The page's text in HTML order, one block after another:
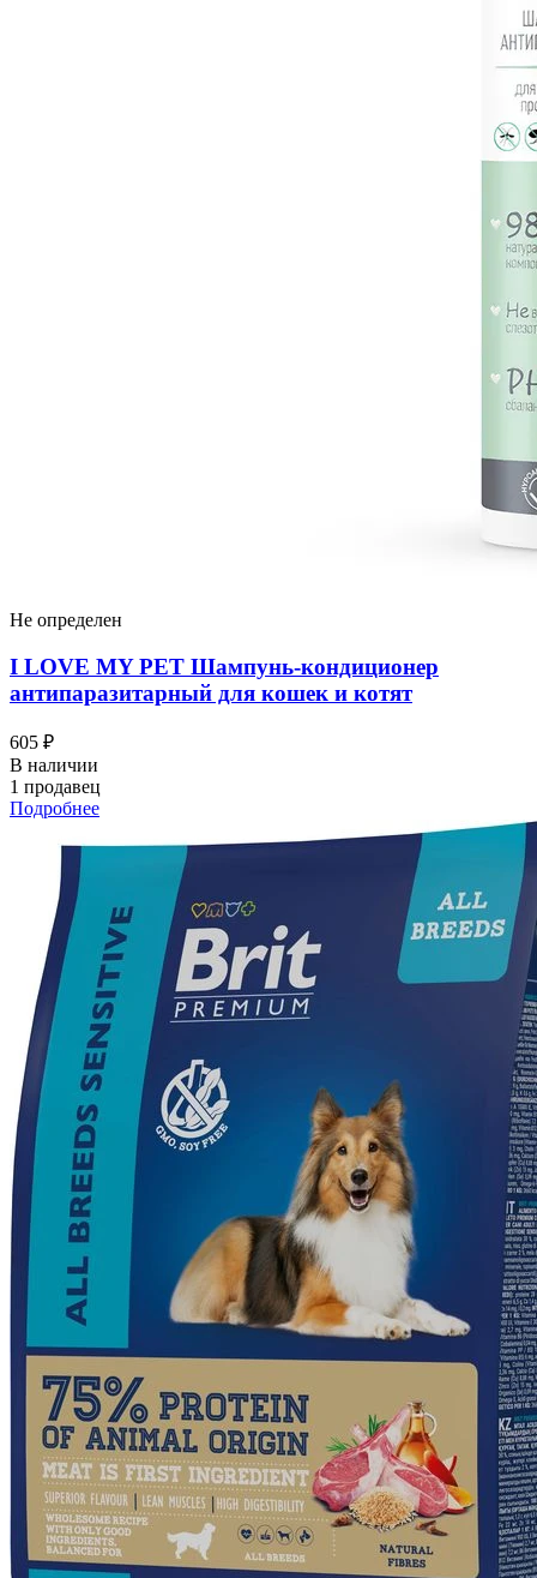
Не определен
I LOVЕ MY PET Шампунь-кондиционер
антипаразитарный для кошек и котят
605 ₽
В наличии
1 продавец
Подробнее